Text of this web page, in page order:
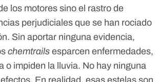
los motores sino el rastro de
perjudiciales que se han rociado
Sin aportar ninguna evidencia,
chemtrails esparcen enfermedades,
o impiden la lluvia. No hay ninguna